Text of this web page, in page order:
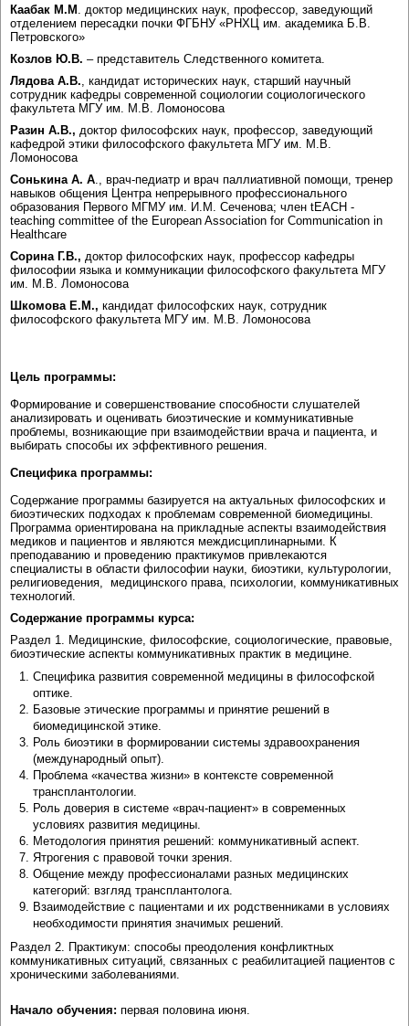
Каабак М.М . доктор медицинских наук, профессор, заведующий
отделением пересадки почки ФГБНУ «РНХЦ им. академика Б.В.
Петровского»
Козлов Ю.В. – представитель Следственного комитета.
Лядова А.В., кандидат исторических наук, старший научный
сотрудник кафедры современной социологии социологического
факультета МГУ им. М.В. Ломоносова
Разин А.В., доктор философских наук, профессор, заведующий
кафедрой этики философского факультета МГУ им. М.В.
Ломоносова
Сонькина А. А., врач-педиатр и врач паллиативной помощи, тренер
навыков общения Центра непрерывного профессионального
образования Первого МГМУ им. И.М. Сеченова; член tEACH -
teaching committee of the European Association for Communication in
Healthcare
Сорина Г.В., доктор философских наук, профессор кафедры
философии языка и коммуникации философского факультета МГУ
им. М.В. Ломоносова
Шкомова Е.М., кандидат философских наук, сотрудник
философского факультета МГУ им. М.В. Ломоносова
Цель программы:
Формирование и совершенствование способности слушателей
анализировать и оценивать биоэтические и коммуникативные
проблемы, возникающие при взаимодействии врача и пациента, и
выбирать способы их эффективного решения.
Специфика программы:
Содержание программы базируется на актуальных философских и
биоэтических подходах к проблемам современной биомедицины.
Программа ориентирована на прикладные аспекты взаимодействия
медиков и пациентов и являются междисциплинарными. К
преподаванию и проведению практикумов привлекаются
специалисты в области философии науки, биоэтики, культурологии,
религиоведения, медицинского права, психологии, коммуникативных
технологий.
Содержание программы курса:
Раздел 1. Медицинские, философские, социологические, правовые,
биоэтические аспекты коммуникативных практик в медицине.
Специфика развития современной медицины в философской
оптике.
Базовые этические программы и принятие решений в
биомедицинской этике.
Роль биоэтики в формировании системы здравоохранения
(международный опыт).
Проблема «качества жизни» в контексте современной
трансплантологии.
Роль доверия в системе «врач-пациент» в современных
условиях развития медицины.
Методология принятия решений: коммуникативный аспект.
Ятрогения с правовой точки зрения.
Общение между профессионалами разных медицинских
категорий: взгляд трансплантолога.
Взаимодействие с пациентами и их родственниками в условиях
необходимости принятия значимых решений.
Раздел 2. Практикум: способы преодоления конфликтных
коммуникативных ситуаций, связанных с реабилитацией пациентов с
хроническими заболеваниями.
Начало обучения: первая половина июня.